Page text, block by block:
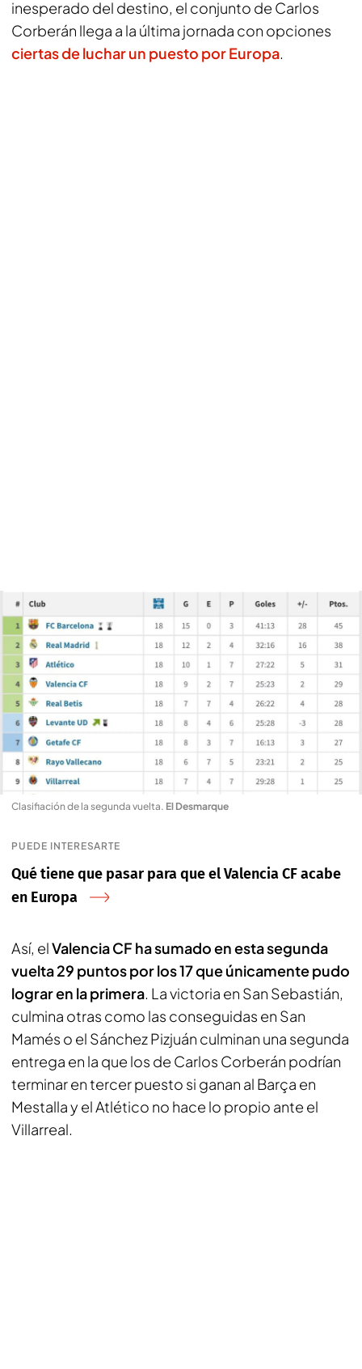
inesperado del destino, el conjunto de Carlos
Corberán llega a la última jornada con opciones
ciertas de luchar un puesto por Europa.
Clasifiación de la segunda vuelta. El Desmarque
PUEDE INTERESARTE
Qué tiene que pasar para que el Valencia CF acabe
en Europa
Así, elValencia CF ha sumado en esta segunda
vuelta 29 puntos por los 17 que únicamente pudo
lograr en la primera. La victoria en San Sebastián,
culmina otras como las conseguidas en San
Mamés o el Sánchez Pizjuán culminan una segunda
entrega en la que los de Carlos Corberán podrían
terminar en tercer puesto si ganan al Barça en
Mestalla y el Atlético no hace lo propio ante el
Villarreal.